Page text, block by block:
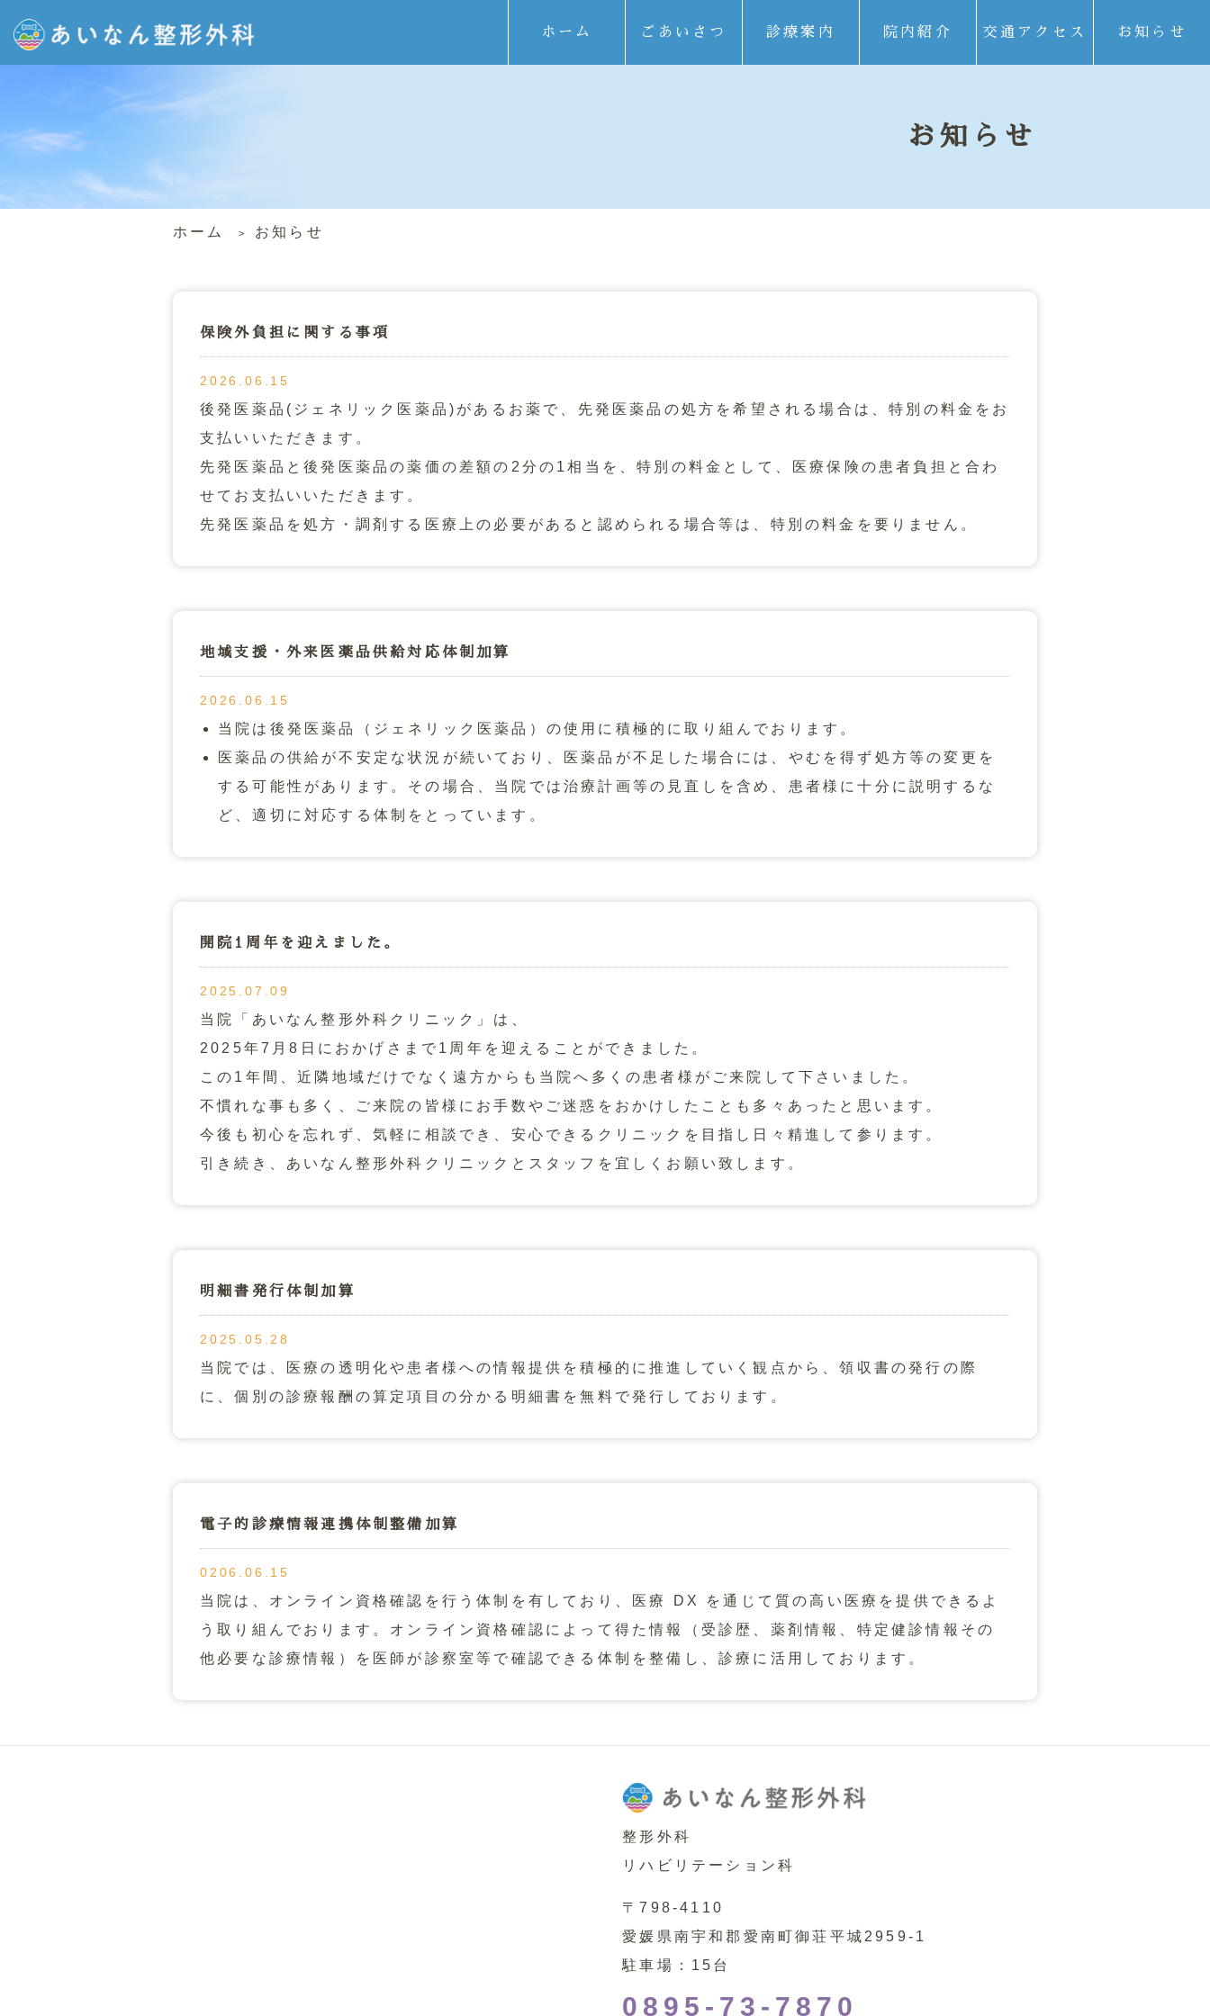
ホーム ごあいさつ 診療案内 院内紹介 交通アクセス お知らせ
お知らせ
ホーム お知らせ
保険外負担に関する事項
2026.06.15
後発医薬品(ジェネリック医薬品)があるお薬で、先発医薬品の処方を希望される場合は、特別の料金をお
支払いいただきます。
先発医薬品と後発医薬品の薬価の差額の2分の1相当を、特別の料金として、医療保険の患者負担と合わ
せてお支払いいただきます。
先発医薬品を処方・調剤する医療上の必要があると認められる場合等は、特別の料金を要りません。
地域支援・外来医薬品供給対応体制加算
2026.06.15
当院は後発医薬品（ジェネリック医薬品）の使用に積極的に取り組んでおります。
医薬品の供給が不安定な状況が続いており、医薬品が不足した場合には、やむを得ず処方等の変更を
する可能性があります。その場合、当院では治療計画等の見直しを含め、患者様に十分に説明するな
ど、適切に対応する体制をとっています。
開院1周年を迎えました。
2025.07.09
当院「あいなん整形外科クリニック」は、
2025年7月8日におかげさまで1周年を迎えることができました。
この1年間、近隣地域だけでなく遠方からも当院へ多くの患者様がご来院して下さいました。
不慣れな事も多く、ご来院の皆様にお手数やご迷惑をおかけしたことも多々あったと思います。
今後も初心を忘れず、気軽に相談でき、安心できるクリニックを目指し日々精進して参ります。
引き続き、あいなん整形外科クリニックとスタッフを宜しくお願い致します。
明細書発行体制加算
2025.05.28
当院では、医療の透明化や患者様への情報提供を積極的に推進していく観点から、領収書の発行の際
に、個別の診療報酬の算定項目の分かる明細書を無料で発行しております。
電子的診療情報連携体制整備加算
0206.06.15
当院は、オンライン資格確認を行う体制を有しており、医療 DX を通じて質の高い医療を提供できるよ
う取り組んでおります。オンライン資格確認によって得た情報（受診歴、薬剤情報、特定健診情報その
他必要な診療情報）を医師が診察室等で確認できる体制を整備し、診療に活用しております。
整形外科
リハビリテーション科
〒798-4110
愛媛県南宇和郡愛南町御荘平城2959-1
駐車場：15台
0895-73-7870